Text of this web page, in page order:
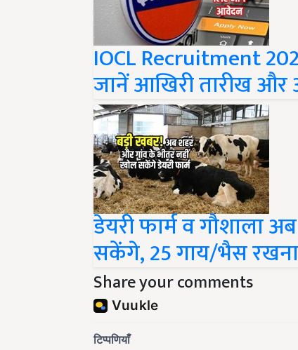
IOCL Recruitment
जानें आखिरी तारीख और
डेयरी फार्म व गौशाला
सकेंगे, 25 गाय/भैस रखना
Share your comments